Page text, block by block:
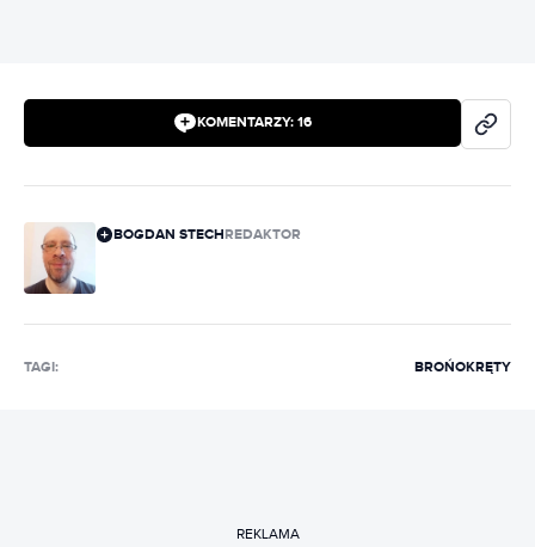
KOMENTARZY: 16
BOGDAN STECHREDAKTOR
TAGI: BROŃOKRĘTY
REKLAMA